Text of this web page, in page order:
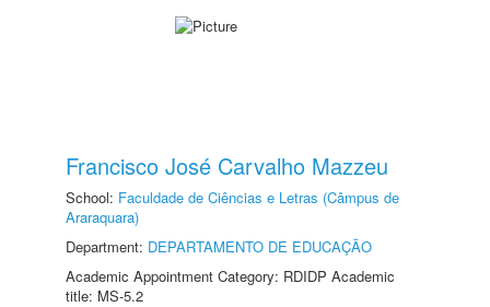
Francisco José Carvalho Mazzeu
School: Faculdade de Ciências e Letras (Câmpus de
Araraquara)
Department: DEPARTAMENTO DE EDUCAÇÃO
Academic Appointment Category: RDIDP Academic
title: MS-5.2